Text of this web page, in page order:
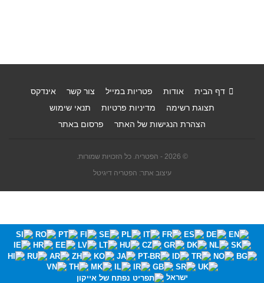
דף הבית אודות פטריות במייל צור קשר
אינדקס
תצוגת רשימה
מדיניות פרטיות
תנאי שימוש
הצהרת הנגישות של האתר
פרסום באתר
© 2026 - הפטריה. כל הזכויות שמורות.
עיצוב אתר: הפטריה דיגיטל
ישראל